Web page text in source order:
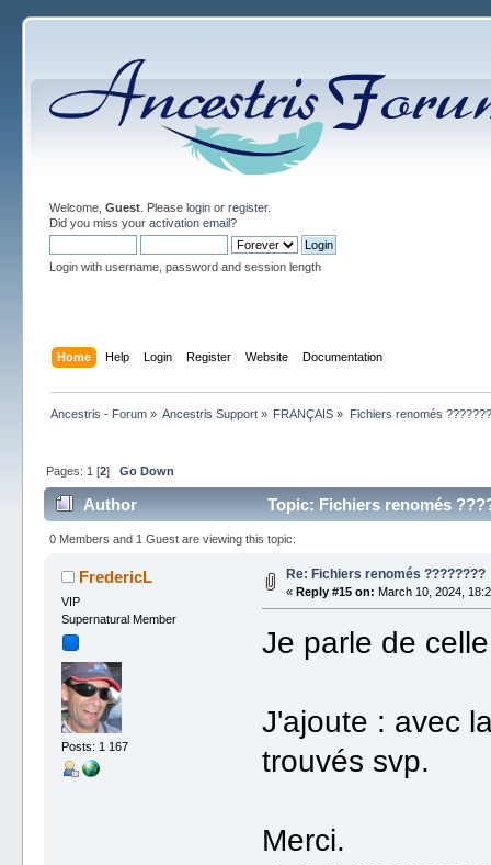
Welcome, Guest. Please loginor register.
Did you miss your activation email?
Login with username, password and session length
Home Help Login Register Website Documentation
Ancestris - Forum» Ancestris Support » FRANÇAIS » Fichiers renomés
Pages: 1 [2] Go Down
Author Topic: Fichiers renomés
0 Members and 1 Guest are viewing this topic.
FredericL
VIP
Supernatural Member
Posts: 1 167
Re: Fichiers renomés ????????
« Reply #15 on: March 10, 2024,
Je parle de
J'ajoute : avec
trouvés svp.
Merci.